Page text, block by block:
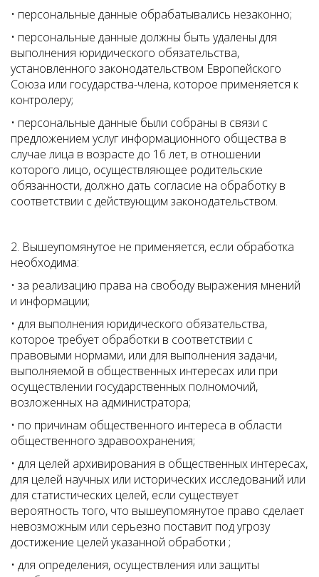
• персональные данные обрабатывались незаконно;
• персональные данные должны быть удалены для
выполнения юридического обязательства,
установленного законодательством Европейского
Союза или государства-члена, которое применяется к
контролеру;
• персональные данные были собраны в связи с
предложением услуг информационного общества в
случае лица в возрасте до 16 лет, в отношении
которого лицо, осуществляющее родительские
обязанности, должно дать согласие на обработку в
соответствии с действующим законодательством.
2. Вышеупомянутое не применяется, если обработка
необходима:
• за реализацию права на свободу выражения мнений
и информации;
• для выполнения юридического обязательства,
которое требует обработки в соответствии с
правовыми нормами, или для выполнения задачи,
выполняемой в общественных интересах или при
осуществлении государственных полномочий,
возложенных на администратора;
• по причинам общественного интереса в области
общественного здравоохранения;
• для целей архивирования в общественных интересах,
для целей научных или исторических исследований или
для статистических целей, если существует
вероятность того, что вышеупомянутое право сделает
невозможным или серьезно поставит под угрозу
достижение целей указанной обработки ;
• для определения, осуществления или защиты